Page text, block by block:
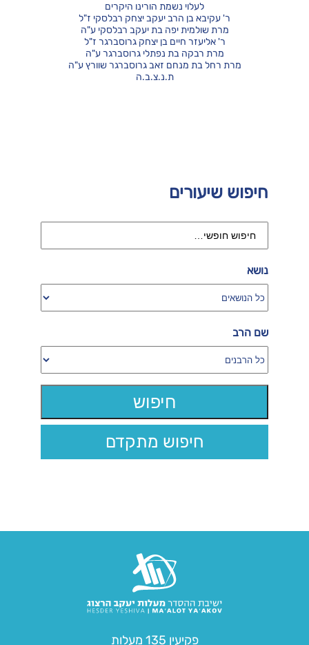
חיפוש שיעורים
נושא
שם הרב
חיפוש מתקדם
לעלוי נשמת הורינו היקרים
ר' עקיבא בן הרב יעקב יצחק רבלסקי ז"ל
מרת שולמית יפה בת יעקב רבלסקי ע"ה
ר' אליעזר חיים בן יצחק גרוסברגר ז"ל
מרת רבקה בת נפתלי גרוסברגר ע"ה
מרת רחל בת מנחם זאב גרוסברגר שוורץ ע"ה
ת.נ.צ.ב.ה
פקיעין 135 מעלות